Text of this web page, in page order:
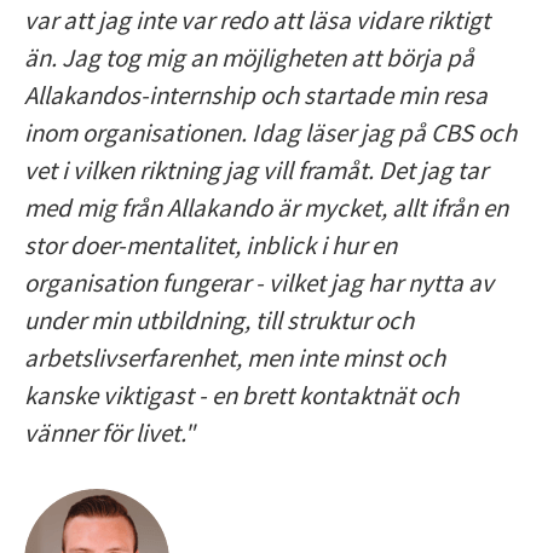
var att jag inte var redo att läsa vidare riktigt
än. Jag tog mig an möjligheten att börja på
Allakandos-internship och startade min resa
inom organisationen. Idag läser jag på CBS och
vet i vilken riktning jag vill framåt. Det jag tar
med mig från Allakando är mycket, allt ifrån en
stor doer-mentalitet, inblick i hur en
organisation fungerar - vilket jag har nytta av
under min utbildning, till struktur och
arbetslivserfarenhet, men inte minst och
kanske viktigast - en brett kontaktnät och
vänner för livet."